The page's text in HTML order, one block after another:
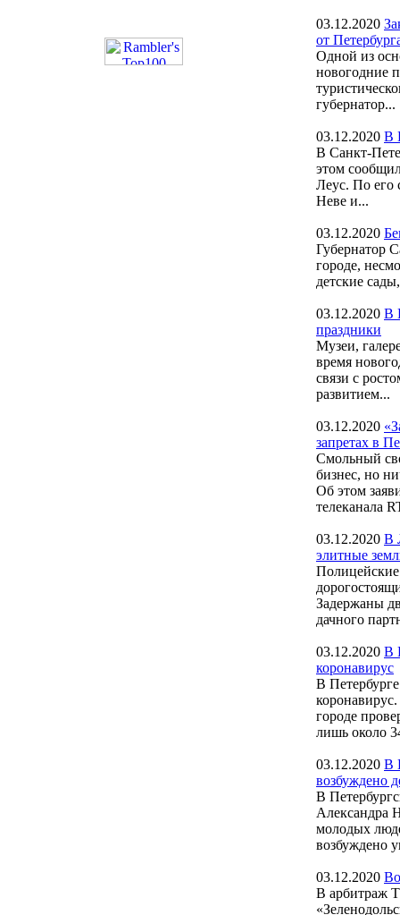
03.12.2020
от
Одной из
новогодние
губернатор...
03.12.2020 В
В Санкт-
этом
Леус. По его
Неве и...
03.12.2020
Губернатор
городе,
детские
03.12.2020 В
праздники
Музеи,
время
связи с
развитием...
03.12.2020
запретах в
Смольный
бизнес, но
Об этом
телеканала
03.12.2020 В
элитные
Задержаны
дачного
03.12.2020 В
коронавирус
В
городе
лишь около
03.12.2020 В
возбуждено
В
Александра
молодых
возбуждено
03.12.2020
В арбитраж